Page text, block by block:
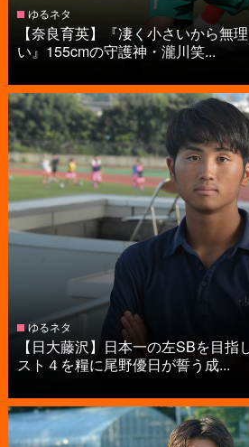
ゆるネタ
【奈良育英】『凄く小さいから無
い』155cmの守護神・瀧川笑...
ゆるネタ
【日大藤沢】日本一の左SBを目
スト４を糧に尾野優日が誓う成...